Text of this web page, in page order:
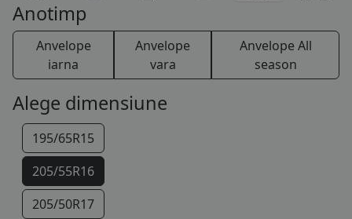
Anotimp
Anvelope
iarna
Anvelope
vara
Anvelope All
season
Alege dimensiune
195/65R15
205/55R16
205/50R17